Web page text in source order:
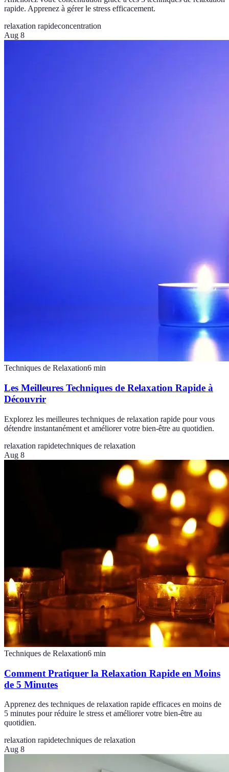
rapide. Apprenez à gérer le stress efficacement.
relaxation rapideconcentration
Aug 8
Techniques de Relaxation6 min
Les Meilleures Techniques de Relaxation Rapide à
Découvrir
Explorez les meilleures techniques de relaxation rapide pour vous
détendre instantanément et améliorer votre bien-être au quotidien.
relaxation rapidetechniques de relaxation
Aug 8
Techniques de Relaxation6 min
Comment Pratiquer la Relaxation Rapide en Moins
de 5 Minutes
Apprenez des techniques de relaxation rapide efficaces en moins de
5 minutes pour réduire le stress et améliorer votre bien-être au
quotidien.
relaxation rapidetechniques de relaxation
Aug 8